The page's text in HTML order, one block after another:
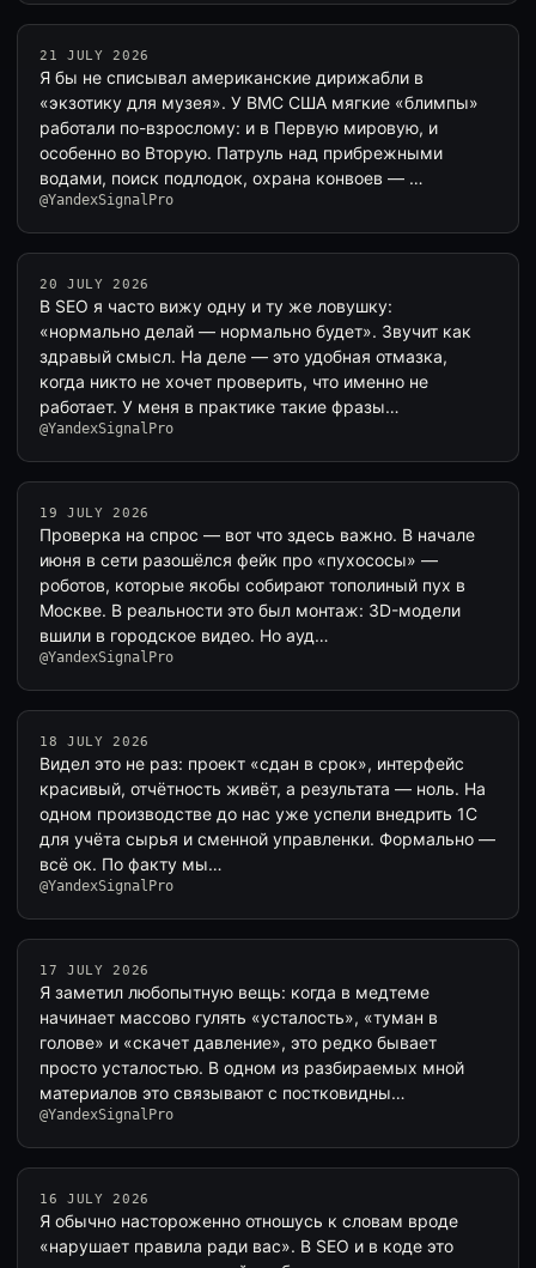
21 JULY 2026
Я бы не списывал американские дирижабли в
«экзотику для музея». У ВМС США мягкие «блимпы»
работали по-взрослому: и в Первую мировую, и
особенно во Вторую. Патруль над прибрежными
водами, поиск подлодок, охрана конвоев — …
@YandexSignalPro
20 JULY 2026
В SEO я часто вижу одну и ту же ловушку:
«нормально делай — нормально будет». Звучит как
здравый смысл. На деле — это удобная отмазка,
когда никто не хочет проверить, что именно не
работает. У меня в практике такие фразы…
@YandexSignalPro
19 JULY 2026
Проверка на спрос — вот что здесь важно. В начале
июня в сети разошёлся фейк про «пухососы» —
роботов, которые якобы собирают тополиный пух в
Москве. В реальности это был монтаж: 3D-модели
вшили в городское видео. Но ауд…
@YandexSignalPro
18 JULY 2026
Видел это не раз: проект «сдан в срок», интерфейс
красивый, отчётность живёт, а результата — ноль. На
одном производстве до нас уже успели внедрить 1С
для учёта сырья и сменной управленки. Формально —
всё ок. По факту мы…
@YandexSignalPro
17 JULY 2026
Я заметил любопытную вещь: когда в медтеме
начинает массово гулять «усталость», «туман в
голове» и «скачет давление», это редко бывает
просто усталостью. В одном из разбираемых мной
материалов это связывают с постковидны…
@YandexSignalPro
16 JULY 2026
Я обычно настороженно отношусь к словам вроде
«нарушает правила ради вас». В SEO и в коде это